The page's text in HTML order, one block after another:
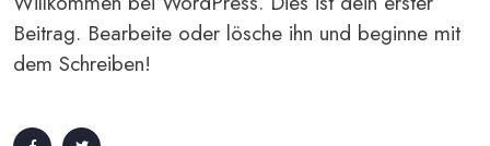
Beitrag. Bearbeite oder lösche ihn und beginne mit
dem Schreiben!